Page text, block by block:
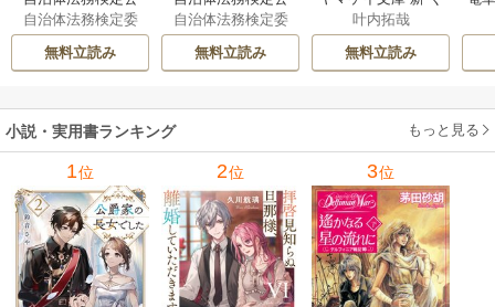
式テキスト 政策
法務編 ２０２６
年度検定対応 1巻
自治体法務検定委
員会
無料立読み
式テキスト 基本
法務編 ２０２６
年度検定対応 1巻
自治体法務検定委
員会
無料立読み
らべてわかる野鳥3
00 1巻
叶内拓哉
無料立読み
小説・実用書ランキング もっと見る
1位 2位 3位